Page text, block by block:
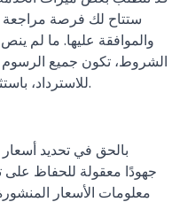
ستتاح لك فرصة مراجعة
والموافقة عليها. ما لم
الشروط، تكون جميع الرسوم
للاسترداد، باستثناء الحالات التي يقتضيها القانون.
معلومات الأسعار